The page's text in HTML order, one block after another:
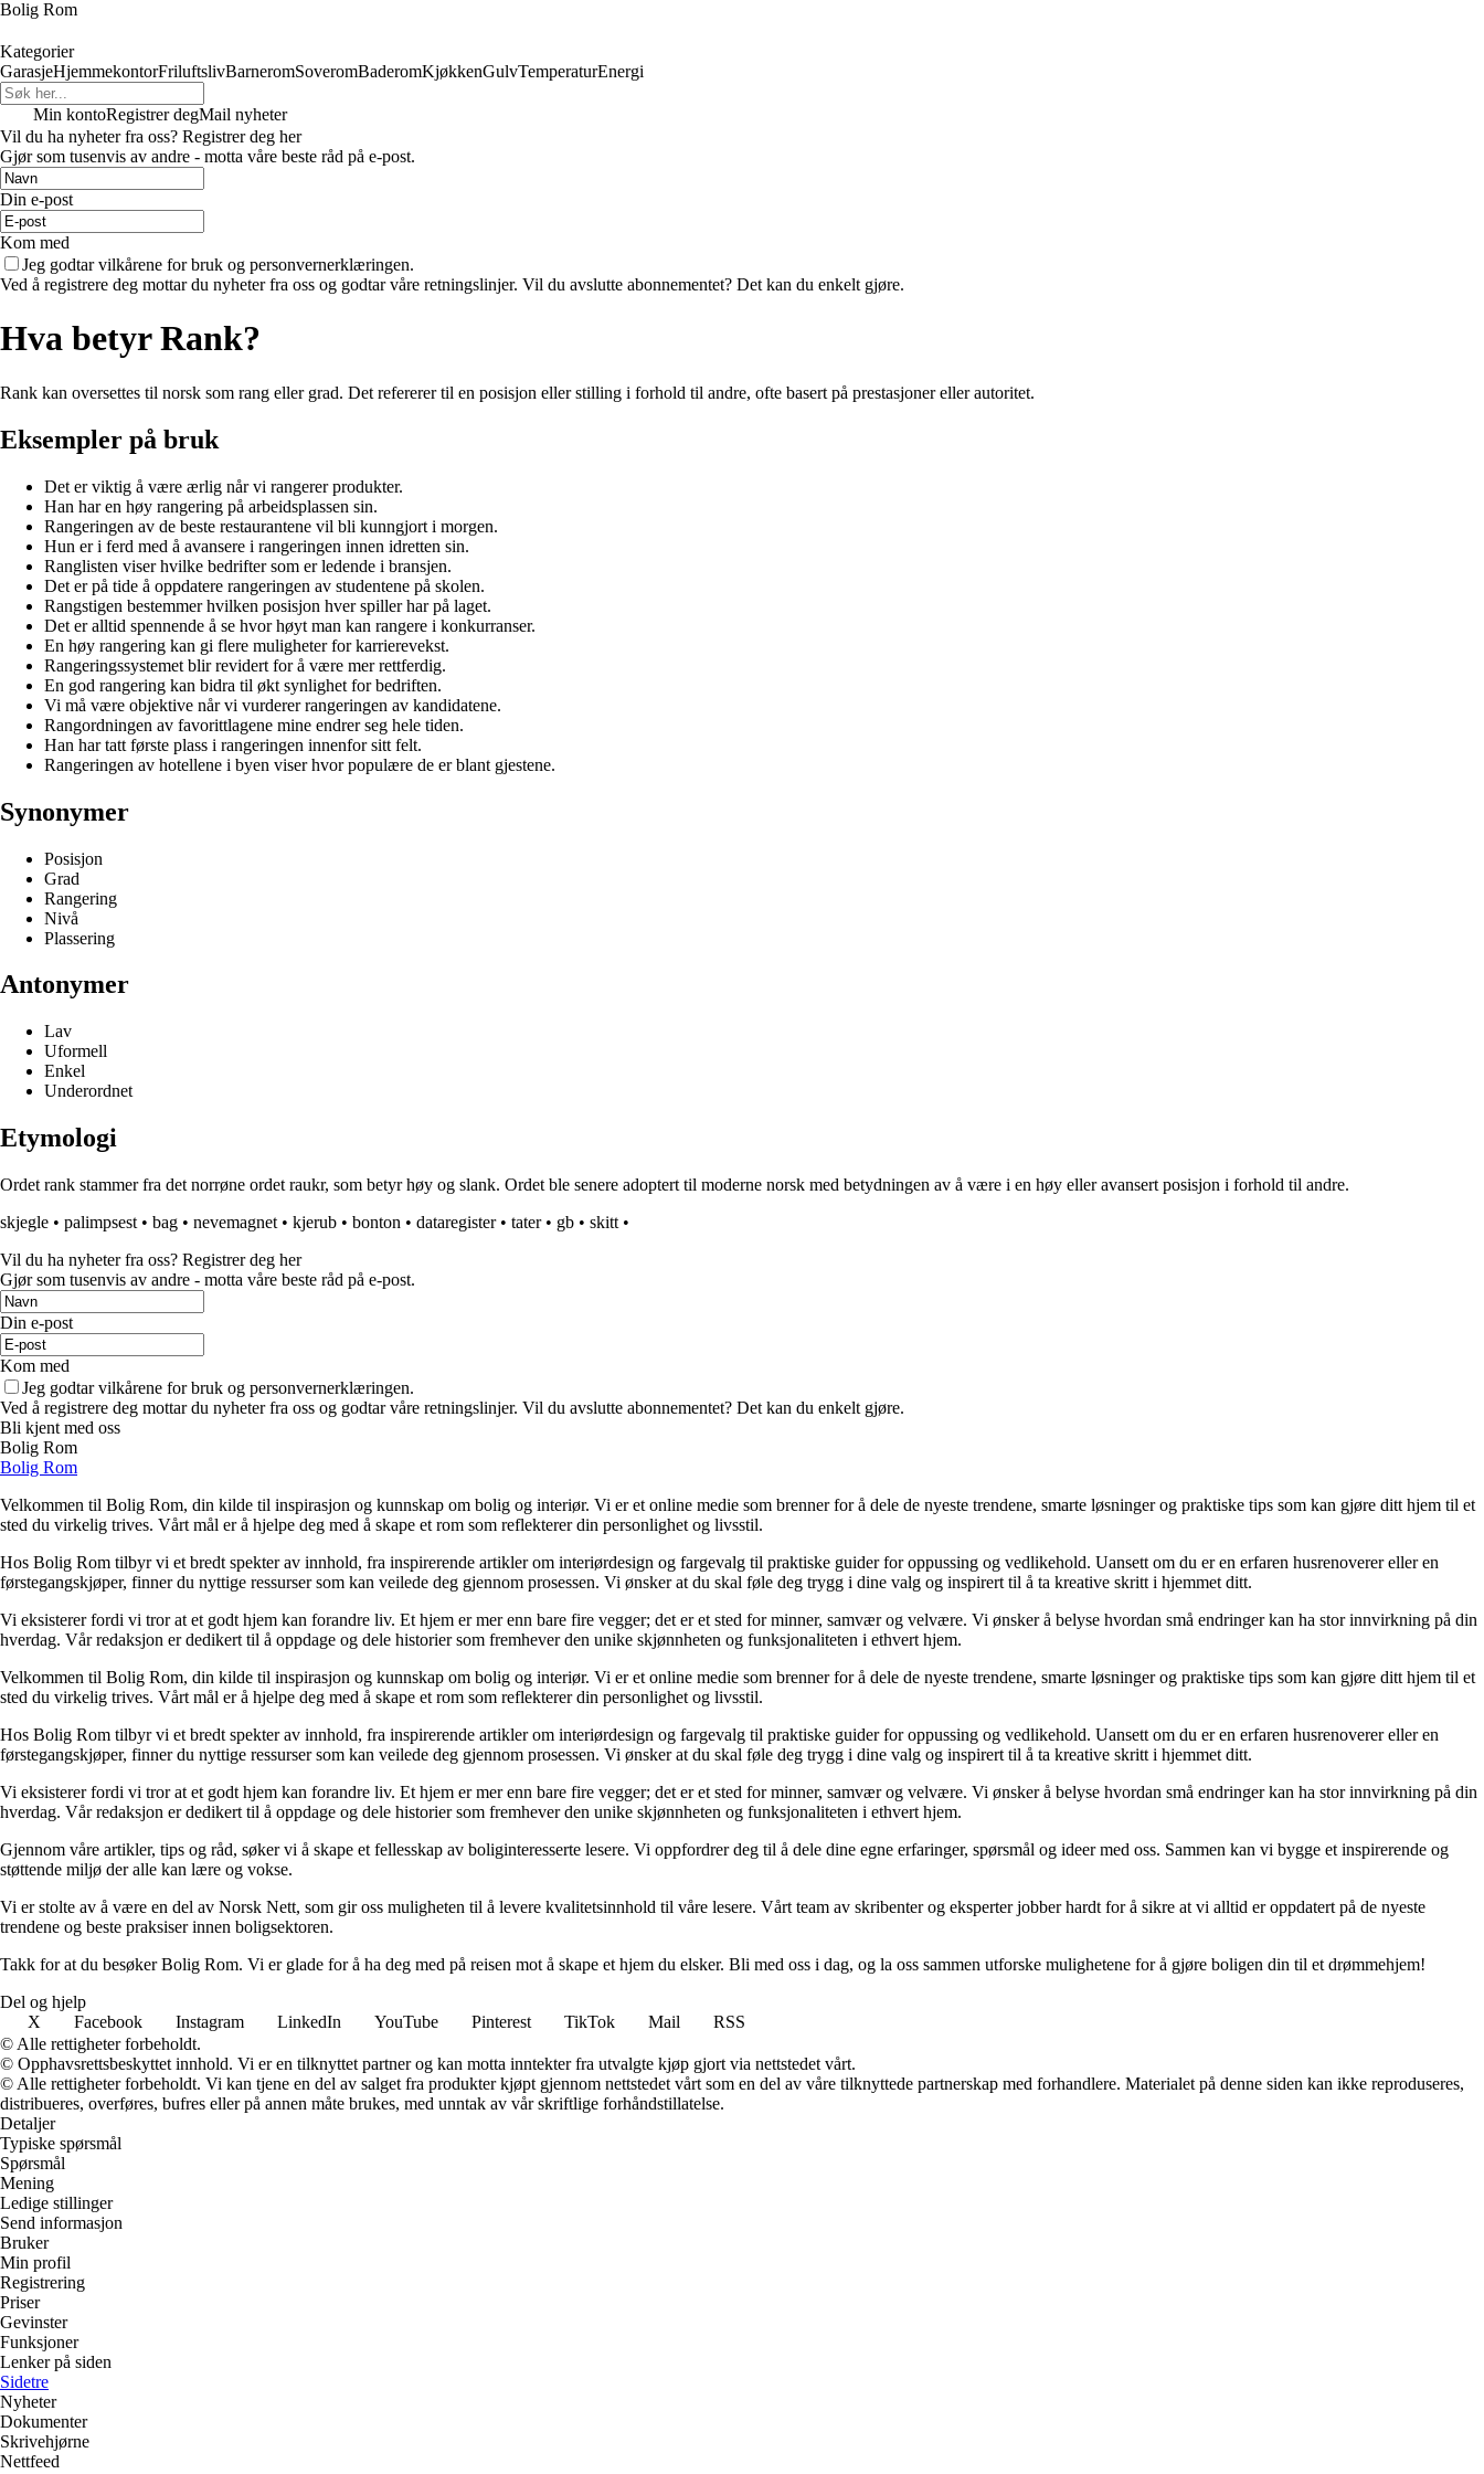
Bolig Rom
Kategorier
GarasjeHjemmekontorFriluftslivBarneromSoveromBaderomKjøkkenGulvTemperaturEnergi
Min kontoRegistrer degMail nyheter
Vil du ha nyheter fra oss? Registrer deg her
Gjør som tusenvis av andre - motta våre beste råd på e-post.
Din e-post
Kom med
Jeg godtar vilkårene for bruk og personvernerklæringen.
Ved å registrere deg mottar du nyheter fra oss og godtar våre retningslinjer. Vil du avslutte abonnementet? Det kan du enkelt gjøre.
Hva betyr Rank?
Rank kan oversettes til norsk som rang eller grad. Det refererer til en posisjon eller stilling i forhold til andre, ofte basert på prestasjoner eller autoritet.
Eksempler på bruk
Det er viktig å være ærlig når vi rangerer produkter.
Han har en høy rangering på arbeidsplassen sin.
Rangeringen av de beste restaurantene vil bli kunngjort i morgen.
Hun er i ferd med å avansere i rangeringen innen idretten sin.
Ranglisten viser hvilke bedrifter som er ledende i bransjen.
Det er på tide å oppdatere rangeringen av studentene på skolen.
Rangstigen bestemmer hvilken posisjon hver spiller har på laget.
Det er alltid spennende å se hvor høyt man kan rangere i konkurranser.
En høy rangering kan gi flere muligheter for karrierevekst.
Rangeringssystemet blir revidert for å være mer rettferdig.
En god rangering kan bidra til økt synlighet for bedriften.
Vi må være objektive når vi vurderer rangeringen av kandidatene.
Rangordningen av favorittlagene mine endrer seg hele tiden.
Han har tatt første plass i rangeringen innenfor sitt felt.
Rangeringen av hotellene i byen viser hvor populære de er blant gjestene.
Synonymer
Posisjon
Grad
Rangering
Nivå
Plassering
Antonymer
Lav
Uformell
Enkel
Underordnet
Etymologi
Ordet rank stammer fra det norrøne ordet raukr, som betyr høy og slank. Ordet ble senere adoptert til moderne norsk med betydningen av å være i en høy eller avansert posisjon i forhold til andre.
skjegle • palimpsest • bag • nevemagnet • kjerub • bonton • dataregister• tater• gb • skitt •
Vil du ha nyheter fra oss? Registrer deg her
Gjør som tusenvis av andre - motta våre beste råd på e-post.
Din e-post
Kom med
Jeg godtar vilkårene for bruk og personvernerklæringen.
Ved å registrere deg mottar du nyheter fra oss og godtar våre retningslinjer. Vil du avslutte abonnementet? Det kan du enkelt gjøre.
Bli kjent med oss
Bolig Rom
Bolig Rom
Velkommen til Bolig Rom, din kilde til inspirasjon og kunnskap om bolig og interiør. Vi er et online medie som brenner for å dele de nyeste trendene, smarte løsninger og praktiske tips som kan gjøre ditt hjem til et
sted du virkelig trives. Vårt mål er å hjelpe deg med å skape et rom som reflekterer din personlighet og livsstil.
Hos Bolig Rom tilbyr vi et bredt spekter av innhold, fra inspirerende artikler om interiørdesign og fargevalg til praktiske guider for oppussing og vedlikehold. Uansett om du er en erfaren husrenoverer eller en
førstegangskjøper, finner du nyttige ressurser som kan veilede deg gjennom prosessen. Vi ønsker at du skal føle deg trygg i dine valg og inspirert til å ta kreative skritt i hjemmet ditt.
Vi eksisterer fordi vi tror at et godt hjem kan forandre liv. Et hjem er mer enn bare fire vegger; det er et sted for minner, samvær og velvære. Vi ønsker å belyse hvordan små endringer kan ha stor innvirkning på din
hverdag. Vår redaksjon er dedikert til å oppdage og dele historier som fremhever den unike skjønnheten og funksjonaliteten i ethvert hjem.
Velkommen til Bolig Rom, din kilde til inspirasjon og kunnskap om bolig og interiør. Vi er et online medie som brenner for å dele de nyeste trendene, smarte løsninger og praktiske tips som kan gjøre ditt hjem til et
sted du virkelig trives. Vårt mål er å hjelpe deg med å skape et rom som reflekterer din personlighet og livsstil.
Hos Bolig Rom tilbyr vi et bredt spekter av innhold, fra inspirerende artikler om interiørdesign og fargevalg til praktiske guider for oppussing og vedlikehold. Uansett om du er en erfaren husrenoverer eller en
førstegangskjøper, finner du nyttige ressurser som kan veilede deg gjennom prosessen. Vi ønsker at du skal føle deg trygg i dine valg og inspirert til å ta kreative skritt i hjemmet ditt.
Vi eksisterer fordi vi tror at et godt hjem kan forandre liv. Et hjem er mer enn bare fire vegger; det er et sted for minner, samvær og velvære. Vi ønsker å belyse hvordan små endringer kan ha stor innvirkning på din
hverdag. Vår redaksjon er dedikert til å oppdage og dele historier som fremhever den unike skjønnheten og funksjonaliteten i ethvert hjem.
Gjennom våre artikler, tips og råd, søker vi å skape et fellesskap av boliginteresserte lesere. Vi oppfordrer deg til å dele dine egne erfaringer, spørsmål og ideer med oss. Sammen kan vi bygge et inspirerende og
støttende miljø der alle kan lære og vokse.
Vi er stolte av å være en del av Norsk Nett, som gir oss muligheten til å levere kvalitetsinnhold til våre lesere. Vårt team av skribenter og eksperter jobber hardt for å sikre at vi alltid er oppdatert på de nyeste
trendene og beste praksiser innen boligsektoren.
Takk for at du besøker Bolig Rom. Vi er glade for å ha deg med på reisen mot å skape et hjem du elsker. Bli med oss i dag, og la oss sammen utforske mulighetene for å gjøre boligen din til et drømmehjem!
Del og hjelp
X
Facebook Instagram LinkedIn YouTube Pinterest TikTok Mail
RSS
© Alle rettigheter forbeholdt.
© Opphavsrettsbeskyttet innhold. Vi er en tilknyttet partner og kan motta inntekter fra utvalgte kjøp gjort via nettstedet vårt.
© Alle rettigheter forbeholdt. Vi kan tjene en del av salget fra produkter kjøpt gjennom nettstedet vårt som en del av våre tilknyttede partnerskap med forhandlere. Materialet på denne siden kan ikke reproduseres,
distribueres, overføres, bufres eller på annen måte brukes, med unntak av vår skriftlige forhåndstillatelse.
Detaljer
Typiske spørsmål
Spørsmål
Mening
Ledige stillinger
Send informasjon
Bruker
Min profil
Registrering
Priser
Gevinster
Funksjoner
Lenker på siden
Sidetre
Nyheter
Dokumenter
Skrivehjørne
Nettfeed